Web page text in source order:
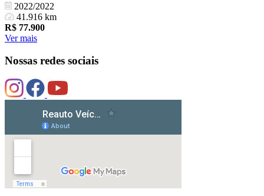
2022/2022
41.916 km
R$ 77.900
Ver mais
Nossas redes sociais